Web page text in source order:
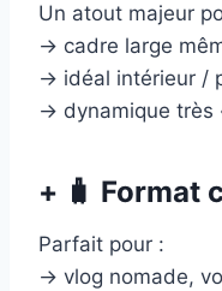
Un atout majeur
→ cadre large
→ idéal intérieur /
→ dynamique très
+ 🧳 Format
Parfait pour :
→ vlog nomade,